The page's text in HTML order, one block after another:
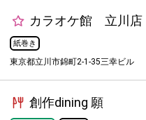
カラオケ館 立川店
紙巻き
東京都立川市錦町2-1-35三幸ビル
創作dining 願